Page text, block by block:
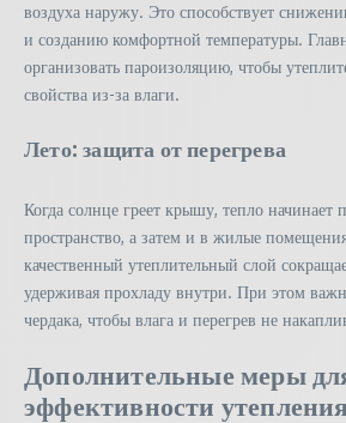
воздуха наружу. Это способствует
и созданию комфортной температуры.
организовать пароизоляцию, чтобы
свойства из-за влаги.
Лето: защита от перегрева
Когда солнце греет крышу, тепло начинает
пространство, а затем и в жилые
качественный утеплительный слой
удерживая прохладу внутри. При этом
чердака, чтобы влага и перегрев не
Дополнительные меры
эффективности